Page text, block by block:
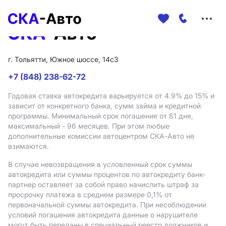
г. Тольятти, Южное шоссе, 14с3
+7 (848) 238-62-72
Годовая ставка автокредита варьируется от 4.9% до 15% и
зависит от конкретного банка, сумм займа и кредитной
программы. Минимальный срок погашения от 61 дня,
максимальный - 96 месяцев. При этом любые
дополнительные комиссии автоцентром СКА-Авто не
взимаются.
В случае невозвращения в условленный срок суммы
автокредита или суммы процентов по автокредиту банк-
партнер оставляет за собой право начислить штраф за
просрочку платежа в среднем размере 0,1% от
первоначальной суммы автокредита. При несоблюдении
условий погашения автокредита данные о нарушителе